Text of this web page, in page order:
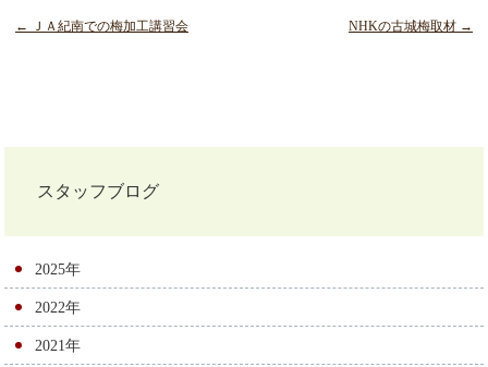
ナ
ビ
ゲ
ー
シ
← ＪＡ紀南での梅加工講習会 NHKの古城梅取材 →
スタッフブログ
2025年
2022年
2021年